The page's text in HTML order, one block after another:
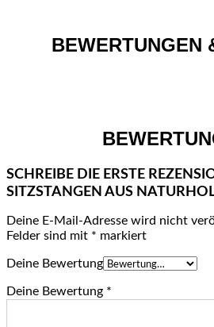
BEWERTUNGEN
SCHREIBE DIE ERSTE
SITZSTANGEN AUS
Deine E-Mail-Adresse wird nicht
Felder sind mit * markiert
Deine Bewertung
Deine Bewertung *